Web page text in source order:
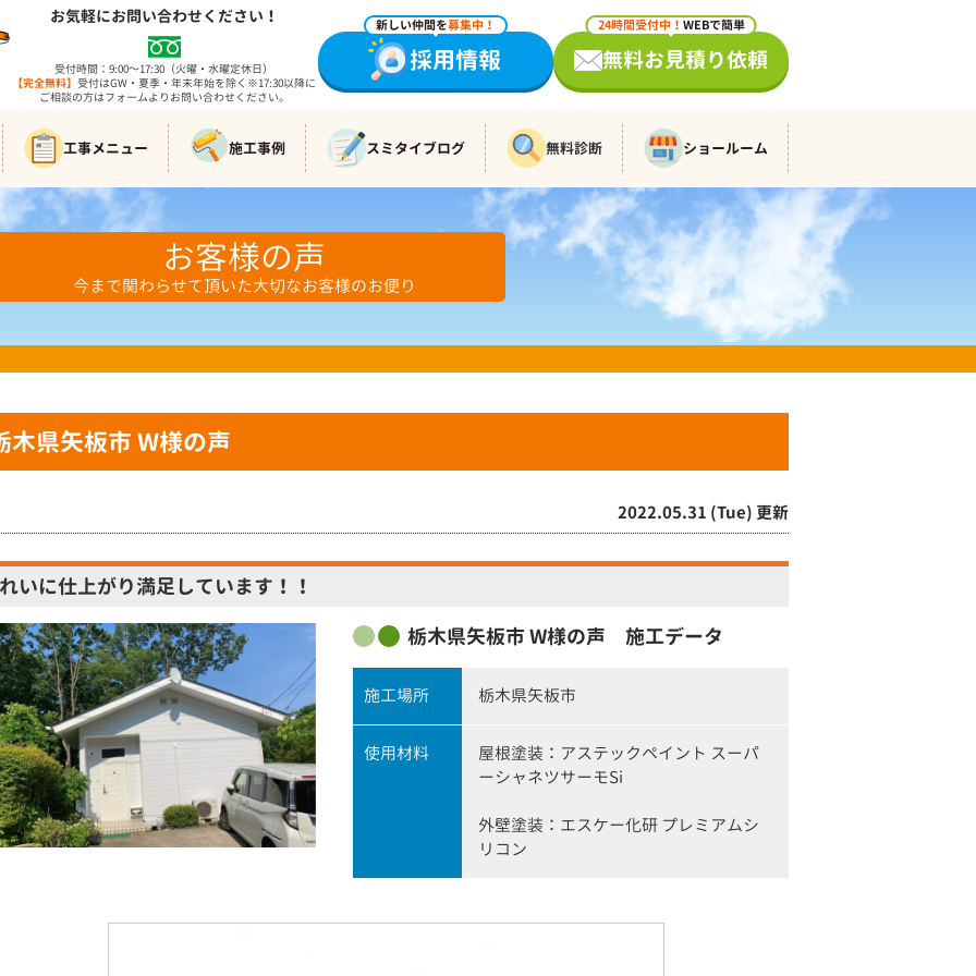
お気軽にお問い合わせください！
受付時間：9:00～17:30（火曜・水曜定休日）
【完全無料】 受付はGW・夏季・年末年始を除く※17:30以降に
ご相談の方はフォームよりお問い合わせください。
新しい仲間を募集中！
採用情報
24時間受付中！ WEBで簡単
無料お見積り依頼
工事メニュー 施工事例 スミタイブログ 無料診断 ショールーム
お客様の声
今まで関わらせて頂いた大切なお客様のお便り
木県矢板市 W様の声
2022.05.31 (Tue) 更新
いに仕上がり満足しています！！
栃木県矢板市 W様の声 施工データ
施工場所 栃木県矢板市
使用材料
屋根塗装：アステックペイント スーパ
ーシャネツサーモSi
外壁塗装：エスケー化研 プレミアムシ
リコン